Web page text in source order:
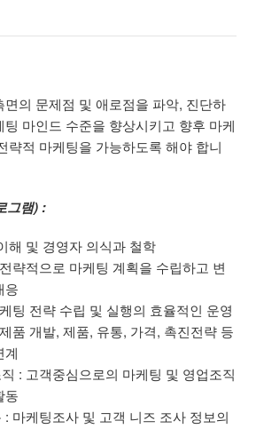
의 문제점 및 애로점을 파악, 진단하
마인드 수준을 향상시키고 향후 마케
략적 마케팅을 가능하도록 해야 합니
그램) :
해 및 경영자 의식과 철학
략적으로 마케팅 계획을 수립하고 변
응
팅 전략 수립 및 실행의 효율적인 운영
품 개발, 제품, 유통, 가격, 촉진전략 등
계
: 고객중심으로의 마케팅 및 영업조직
동
마케팅조사 및 고객 니즈 조사 정보의